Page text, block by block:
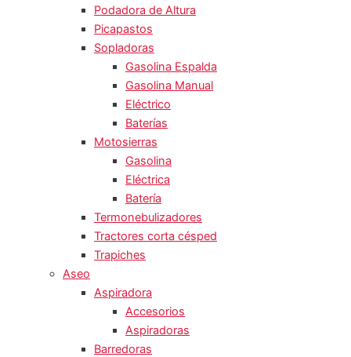
Podadora de Altura
Picapastos
Sopladoras
Gasolina Espalda
Gasolina Manual
Eléctrico
Baterías
Motosierras
Gasolina
Eléctrica
Batería
Termonebulizadores
Tractores corta césped
Trapiches
Aseo
Aspiradora
Accesorios
Aspiradoras
Barredoras